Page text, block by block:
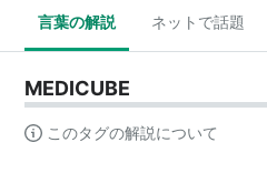
言葉の解説 ネットで話題
MEDICUBE
このタグの解説について